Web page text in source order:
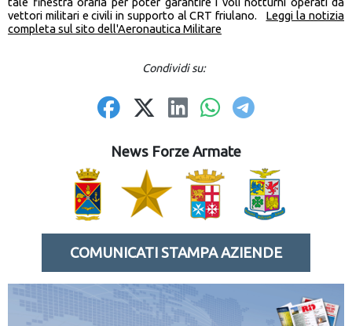
vettori militari e civili in supporto al CRT friulano. Leggi la notizia
completa sul sito dell'Aeronautica Militare
Condividi su:
News Forze Armate
COMUNICATI STAMPA AZIENDE